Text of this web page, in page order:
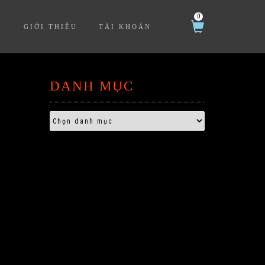
GIỚI THIỆU TÀI KHOẢN
0
DANH MỤC